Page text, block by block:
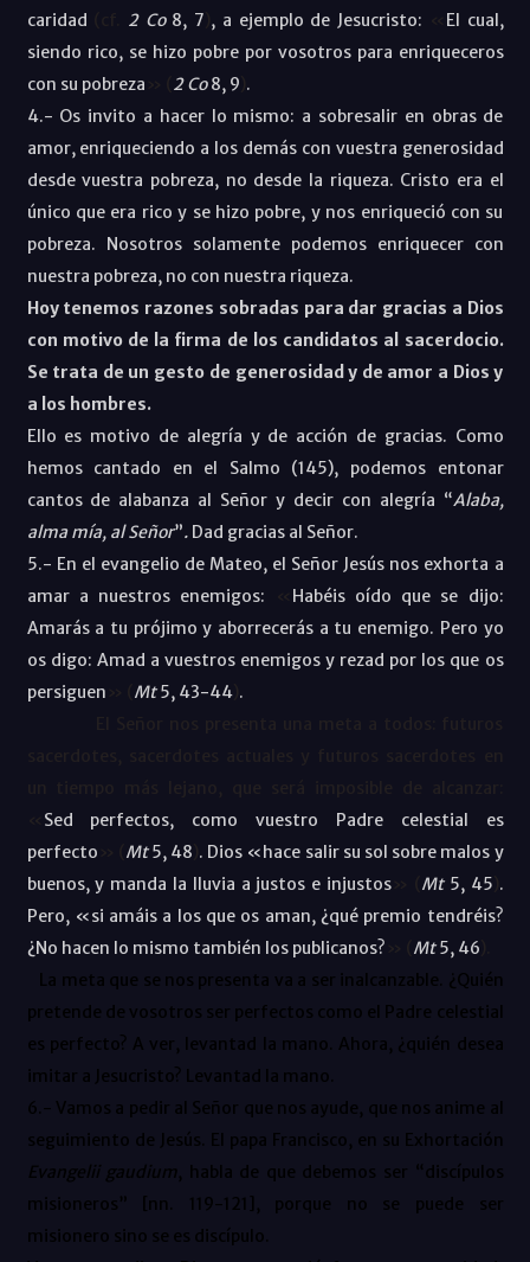
caridad
2 Co 8, 7 , a ejemplo de Jesucristo:
El cual,
siendo rico, se hizo pobre por vosotros para enriqueceros
con su pobreza
2Co8, 9 .
4.- Os invito a hacer lo mismo: a sobresalir en obras de
amor, enriqueciendo a los demás con vuestra generosidad
desde vuestra pobreza, no desde la riqueza. Cristo era el
único que era rico y se hizo pobre, y nos enriqueció con su
pobreza. Nosotros solamente podemos enriquecer con
nuestra pobreza, no con nuestra riqueza.
Hoy tenemos razones sobradas para dar gracias a Dios
con motivo de la firma de los candidatos al sacerdocio.
Se trata de un gesto de generosidad y de amor a Dios y
a los hombres.
Ello es motivo de alegría y de acción de gracias. Como
hemos cantado en el Salmo (145), podemos entonar
cantos de alabanza al Señor y decir con alegría “Alaba,
alma mía, al Señor”.Dad gracias al Señor.
5.- En el evangelio de Mateo, el Señor Jesús nos exhorta a
amar a nuestros enemigos:
Habéis oído que se dijo:
Amarás a tu prójimo y aborrecerás a tu enemigo. Pero yo
os digo: Amad a vuestros enemigos y rezad por los que os
persiguen
Mt5, 43-44) .
Sed perfectos, como vuestro Padre celestial es
perfecto
Mt5, 48 . Dios «hace salir su sol sobre malos y
buenos, y manda la lluvia a justos e injustos
Mt 5, 45 .
Pero, «si amáis a los que os aman, ¿qué premio tendréis?
¿No hacen lo mismo también los publicanos?
Mt5, 46
La meta que se nos presenta va a ser inalcanzable. ¿Quién
pretende de vosotros ser perfectos como el Padre celestial
es perfecto? A ver, levantad la mano. Ahora, ¿quién desea
imitar a Jesucristo? Levantad la mano.
6.- Vamos a pedir al Señor que nos ayude, que nos anime al
seguimiento de Jesús. El papa Francisco, en su Exhortación
Evangelii gaudium, habla de que debemos ser “discípulos
misioneros” [nn. 119-121], porque no se puede ser
misionero sino se es discípulo.